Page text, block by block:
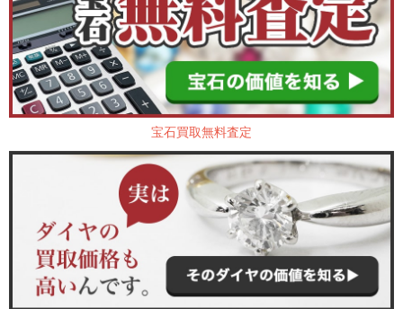
宝石買取無料査定